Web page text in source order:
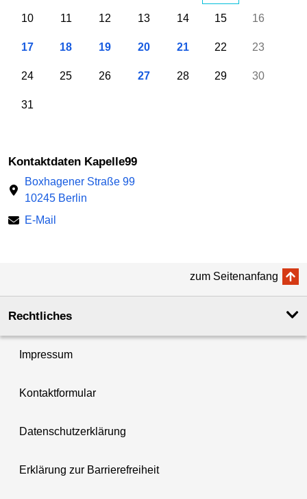
10 11 12 13 14 15 16
17 18 19 20 21 22 23
24 25 26 27 28 29 30
31
Kontaktdaten Kapelle99
Boxhagener Straße 99
10245 Berlin
E-Mail
zum Seitenanfang
Rechtliches
Impressum
Kontaktformular
Datenschutzerklärung
Erklärung zur Barrierefreiheit